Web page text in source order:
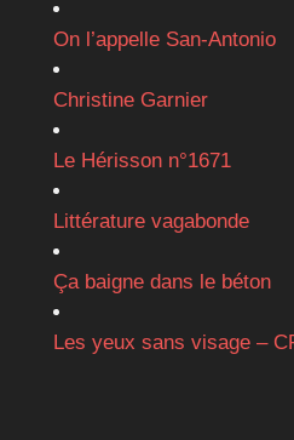
On l’appelle San-Antonio
Christine Garnier
Le Hérisson n°1671
Littérature vagabonde
Ça baigne dans le béton
Les yeux sans visage –